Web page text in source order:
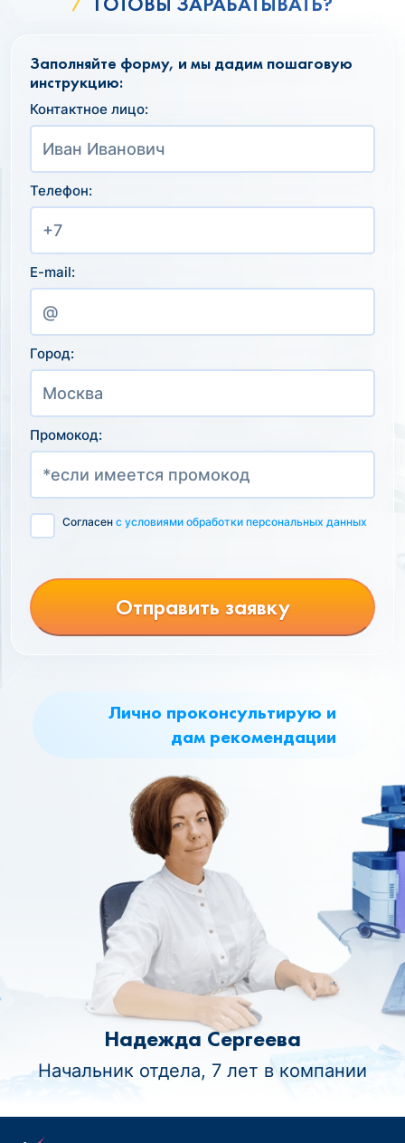
Лично проконсультирую и
дам рекомендации
Надежда Сергеева
Начальник отдела, 7 лет в компании
Заполняйте форму, и мы дадим пошаговую
инструкцию:
Контактное лицо:
Телефон:
E-mail:
Город:
Промокод:
Согласен с условиями обработки персональных данных
Отправить заявку